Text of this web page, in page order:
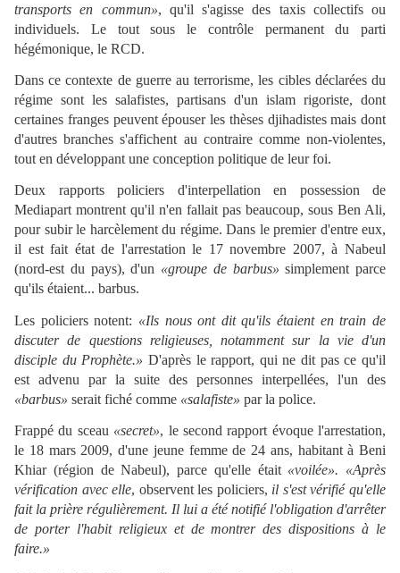
transports en commun», qu'il s'agisse des taxis collectifs ou
individuels. Le tout sous le contrôle permanent du parti
hégémonique, le RCD.
Dans ce contexte de guerre au terrorisme, les cibles déclarées du
régime sont les salafistes, partisans d'un islam rigoriste, dont
certaines franges peuvent épouser les thèses djihadistes mais dont
d'autres branches s'affichent au contraire comme non-violentes,
tout en développant une conception politique de leur foi.
Deux rapports policiers d'interpellation en possession de
Mediapart montrent qu'il n'en fallait pas beaucoup, sous Ben Ali,
pour subir le harcèlement du régime. Dans le premier d'entre eux,
il est fait état de l'arrestation le 17 novembre 2007, à Nabeul
(nord-est du pays), d'un «groupe de barbus» simplement parce
qu'ils étaient... barbus.
Les policiers notent: «Ils nous ont dit qu'ils étaient en train de
discuter de questions religieuses, notamment sur la vie d'un
disciple du Prophète.» D'après le rapport, qui ne dit pas ce qu'il
est advenu par la suite des personnes interpellées, l'un des
«barbus» serait fiché comme «salafiste» par la police.
Frappé du sceau «secret», le second rapport évoque l'arrestation,
le 18 mars 2009, d'une jeune femme de 24 ans, habitant à Beni
Khiar (région de Nabeul), parce qu'elle était «voilée». «Après
vérification avec elle, observent les policiers, il s'est vérifié qu'elle
fait la prière régulièrement. Il lui a été notifié l'obligation d'arrêter
de porter l'habit religieux et de montrer des dispositions à le
faire.»